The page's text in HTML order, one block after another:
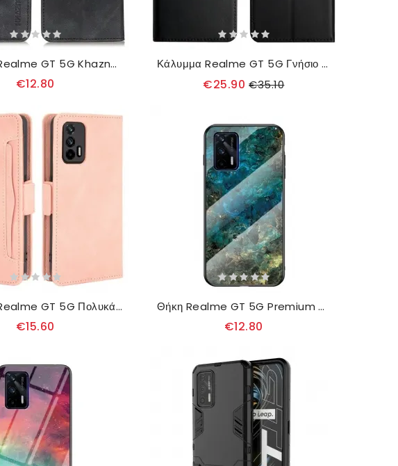
Κάλυμμα Realme GT 5G Khazneh Vintage Δερμάτινο Εφέ
€12.80
Κάλυμμα Realme GT 5G Γνήσιο Δέρμα Nappa
€25.90 €35.10
Κάλυμμα Realme GT 5G Πολυκάρτα Πρώτης Θέσης
€15.60
Θήκη Realme GT 5G Premium Colors Tempered Glass
€12.80